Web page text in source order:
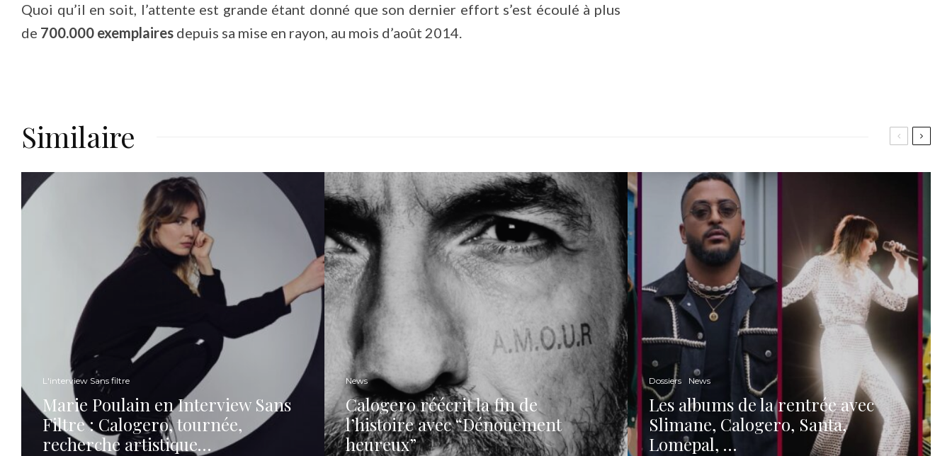
Quoi qu’il en soit, l’attente est grande étant donné que son dernier effort s’est écoulé à plus
de 700.000 exemplaires depuis sa mise en rayon, au mois d’août 2014.
Similaire
L'interview Sans filtre
Marie Poulain en Interview Sans
Filtre : Calogero, tournée,
recherche artistique…
News
Calogero réécrit la fin de
l’histoire avec “Dénouement
heureux”
Dossiers News
Les albums de la rentrée avec
Slimane, Calogero, Santa,
Lomepal, …